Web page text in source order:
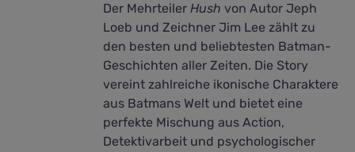
Der MehrteilerHush von Autor Jeph
Loeb und Zeichner Jim Lee zählt zu
den besten und beliebtesten Batman-
Geschichten aller Zeiten. Die Story
vereint zahlreiche ikonische Charaktere
aus Batmans Welt und bietet eine
perfekte Mischung aus Action,
Detektivarbeit und psychologischer